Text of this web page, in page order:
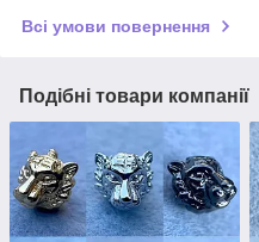
Всі умови повернення
Подібні товари компанії